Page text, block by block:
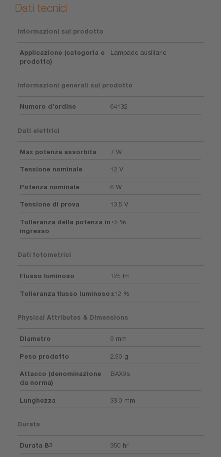
Dati tecnici
Informazioni sul prodotto
Applicazione (categoria e
prodotto)
Lampade ausiliarie
Informazioni generali sul prodotto
Numero d'ordine 64132
Dati elettrici
Max potenza assorbita 7 W
Tensione nominale 12 V
Potenza nominale 6 W
Tensione di prova 13,5 V
Tolleranza della potenza in
ingresso
±5 %
Dati fotometrici
Flusso luminoso 125 lm
Tolleranza flusso luminoso±12 %
Physical Attributes & Dimensions
Diametro 9 mm
Peso prodotto 2.30 g
Attacco (denominazione
da norma)
BAX9s
Lunghezza 33.0 mm
Durata
Durata B3 350 hr